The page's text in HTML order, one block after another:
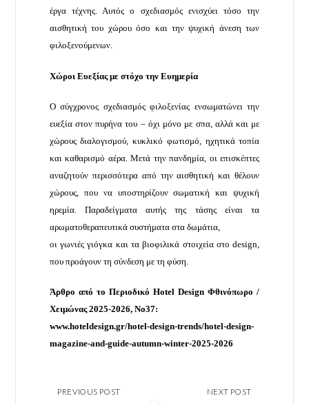
έργα τέχνης. Αυτός ο σχεδιασμός ενισχύει τόσο την
αισθητική του χώρου όσο και την ψυχική άνεση των
φιλοξενούμενων.
Χώροι Ευεξίας με στόχο την Ευημερία
Ο σύγχρονος σχεδιασμός φιλοξενίας ενσωματώνει την
ευεξία στον πυρήνα του – όχι μόνο με σπα, αλλά και με
χώρους διαλογισμού, κυκλικό φωτισμό, ηχητικά τοπία
και καθαρισμό αέρα. Μετά την πανδημία, οι επισκέπτες
αναζητούν περισσότερα από την αισθητική και θέλουν
χώρους, που να υποστηρίζουν σωματική και ψυχική
ηρεμία. Παραδείγματα αυτής της τάσης είναι τα
αρωματοθεραπευτικά συστήματα στα δωμάτια,
οι γωνιές γιόγκα και τα βιοφιλικά στοιχεία στο design,
που προάγουν τη σύνδεση με τη φύση.
Άρθρο από το Περιοδικό Hotel Design Φθινόπωρο /
Χειμώνας 2025-2026, No37:
www.hoteldesign.gr/hotel-design-trends/hotel-design-
magazine-and-guide-autumn-winter-2025-2026
PREVIOUS POST NEXT POST